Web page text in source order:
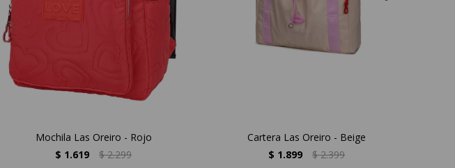
Mochila Las Oreiro - Rojo
$ 1.619 $ 2.299
Cartera Las Oreiro - Beige
$ 1.899 $ 2.399